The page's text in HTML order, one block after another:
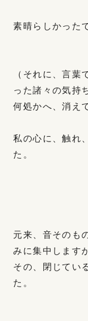
素晴らしかった
（それに、言
った諸々の気持
何処かへ、消え
私の心に、触れ
た。
元来、音そのも
みに集中します
その、閉じてい
た。